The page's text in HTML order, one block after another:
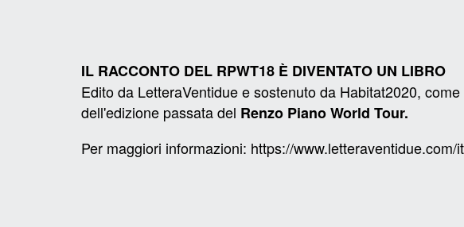
IL RACCONTO DEL RPWT18 È DIVENTATO UN LIBRO
Edito da LetteraVentiduee sostenuto da Habitat2020,
dell'edizione passata del Renzo Piano World Tour.
Per maggiori informazioni: https://